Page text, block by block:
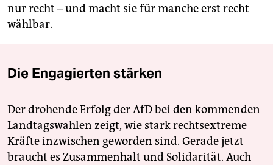
nur recht – und macht sie für manche erst recht
wählbar.
Die Engagierten stärken
Der drohende Erfolg der AfD bei den kommenden
Landtagswahlen zeigt, wie stark rechtsextreme
Kräfte inzwischen geworden sind. Gerade jetzt
braucht es Zusammenhalt und Solidarität. Auch